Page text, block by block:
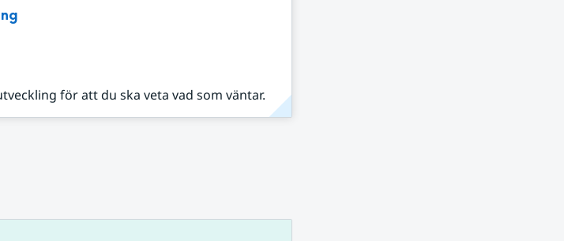
för att du ska veta vad som väntar.